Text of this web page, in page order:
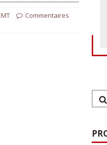
Commentaires